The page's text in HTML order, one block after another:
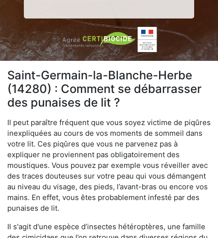
Saint-Germain-la-Blanche-Herbe
(14280) : Comment se débarrasser
des punaises de lit ?
Il peut paraître fréquent que vous soyez victime de piqûres
inexpliquées au cours de vos moments de sommeil dans
votre lit. Ces piqûres que vous ne parvenez pas à
expliquer ne proviennent pas obligatoirement des
moustiques. Vous pouvez par exemple vous réveiller avec
des traces douteuses sur votre peau qui vous démangent
au niveau du visage, des pieds, l’avant-bras ou encore vos
mains. En effet, vous êtes probablement infesté par des
punaises de lit.
Il s'agit d'une espèce d’insectes hétéroptères, une famille